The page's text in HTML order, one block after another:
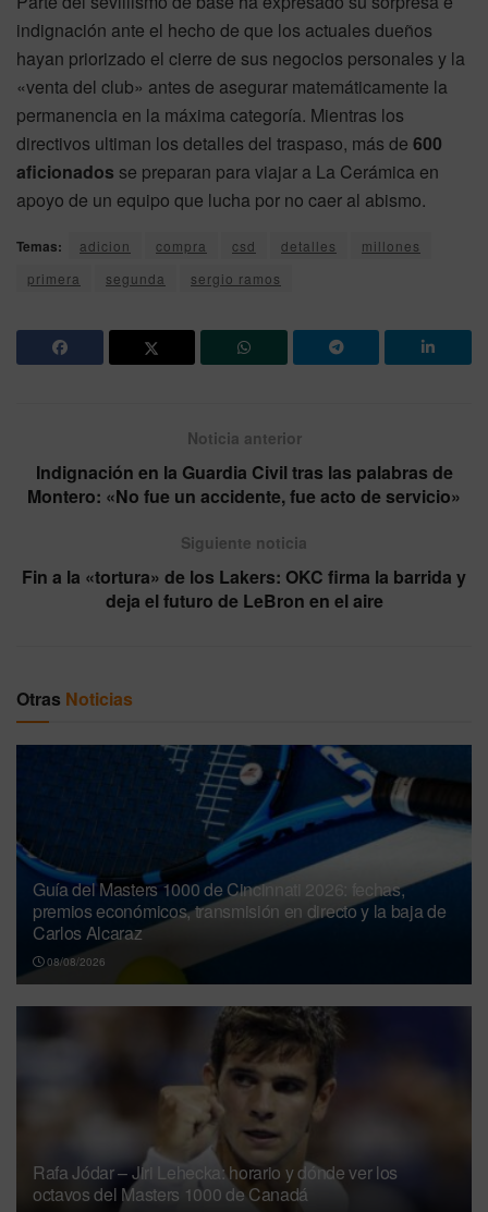
indignación ante el hecho de que los actuales dueños
hayan priorizado el cierre de sus negocios personales y la
«venta del club» antes de asegurar matemáticamente la
permanencia en la máxima categoría. Mientras los
directivos ultiman los detalles del traspaso, más de 600
aficionados se preparan para viajar a La Cerámica en
apoyo de un equipo que lucha por no caer al abismo.
Temas: adicion compra csd detalles
millones
primera
segunda sergio ramos
Noticia anterior
Indignación en la Guardia Civil tras las palabras de
Montero: «No fue un accidente, fue acto de servicio»
Siguiente noticia
Fin a la «tortura» de los Lakers: OKC firma la barrida y
deja el futuro de LeBron en el aire
Otras Noticias
Guía del Masters 1000 de Cincinnati 2026: fechas,
premios económicos, transmisión en directo y la baja de
Carlos Alcaraz
08/08/2026
Rafa Jódar – Jiri Lehecka: horario y dónde ver los
octavos del Masters 1000 de Canadá